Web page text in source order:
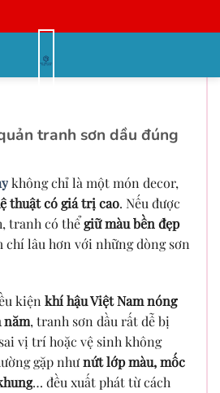
Quản Tranh Sơn
tranh sơn dầu đúng
không chỉ là một món decor,
thuật có giá trị cao. Nếu được
tranh có thểgiữ màu bền đẹp
chí lâu hơn với những dòng sơn
kiệnkhí hậu Việt Nam nóng
năm, tranh sơn dầu rất dễ bị
vị trí hoặc vệ sinh không
gặp nhưnứt lớp màu, mốc
… đều xuất phát từ cách